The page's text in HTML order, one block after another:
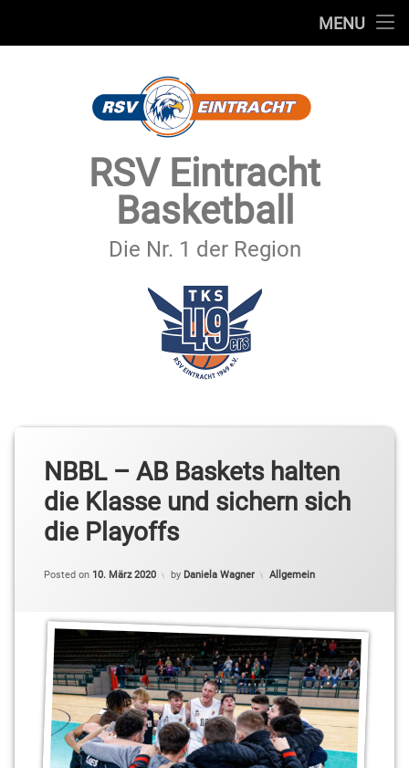
MENU
SECHSTER MANN
IMPRESSUM & DATENSCHUTZ
RSV Eintracht
Basketball
Die Nr. 1 der Region
NBBL – AB Baskets halten
die Klasse und sichern sich
die Playoffs
Posted on 10. März 2020 by Daniela Wagner Categories:
Allgemein